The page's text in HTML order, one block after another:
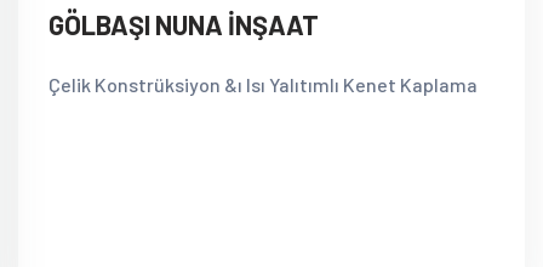
GÖLBAŞI NUNA İNŞAAT
Çelik Konstrüksiyon &ı Isı Yalıtımlı Kenet Kaplama